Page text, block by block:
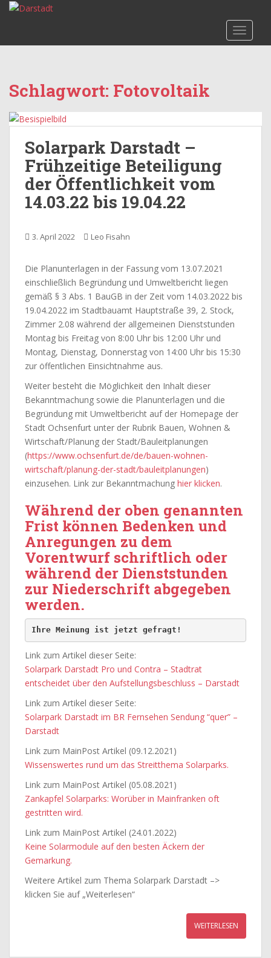
p
Schlagwort: Fotovoltaik
Solarpark Darstadt –
Frühzeitige Beteiligung
der Öffentlichkeit vom
14.03.22 bis 19.04.22
3. April 2022 Leo Fisahn
Die Planunterlagen in der Fassung vom 13.07.2021
einschließlich Begründung und Umweltbericht liegen
gemäß § 3 Abs. 1 BauGB in der Zeit vom 14.03.2022 bis
19.04.2022 im Stadtbauamt Hauptstraße 39, 2. Stock,
Zimmer 2.08 während der allgemeinen Dienststunden
Montag bis Freitag von 8:00 Uhr bis 12:00 Uhr und
Montag, Dienstag, Donnerstag von 14:00 Uhr bis 15:30
zur öffentlichen Einsichtnahme aus.
Weiter besteht die Möglichkeit den Inhalt dieser
Bekanntmachung sowie die Planunterlagen und die
Begründung mit Umweltbericht auf der Homepage der
Stadt Ochsenfurt unter der Rubrik Bauen, Wohnen &
Wirtschaft/Planung der Stadt/Bauleitplanungen
(https://www.ochsenfurt.de/de/bauen-wohnen-
wirtschaft/planung-der-stadt/bauleitplanungen)
einzusehen. Link zur Bekanntmachung hier klicken.
Während der oben genannten
Frist können Bedenken und
Anregungen zu dem
Vorentwurf schriftlich oder
während der Dienststunden
zur Niederschrift abgegeben
werden.
Ihre Meinung ist jetzt gefragt!
Link zum Artikel dieser Seite:
Solarpark Darstadt Pro und Contra – Stadtrat
entscheidet über den Aufstellungsbeschluss – Darstadt
Link zum Artikel dieser Seite:
Solarpark Darstadt im BR Fernsehen Sendung “quer” –
Darstadt
Link zum MainPost Artikel (09.12.2021)
Wissenswertes rund um das Streitthema Solarparks.
Link zum MainPost Artikel (05.08.2021)
Zankapfel Solarparks: Worüber in Mainfranken oft
gestritten wird.
Link zum MainPost Artikel (24.01.2022)
Keine Solarmodule auf den besten Äckern der
Gemarkung.
Weitere Artikel zum Thema Solarpark Darstadt –>
klicken Sie auf „Weiterlesen“
WEITERLESEN